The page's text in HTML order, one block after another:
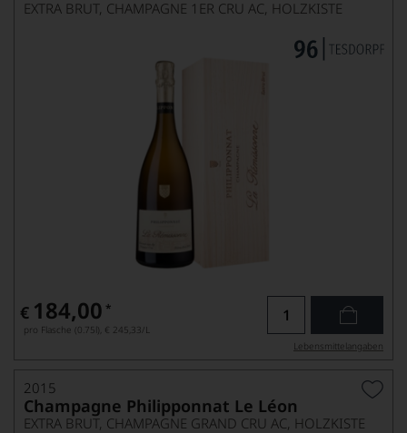
EXTRA BRUT, CHAMPAGNE 1ER CRU AC, HOLZKISTE
€ 184,00 *
pro Flasche (0.75l), € 245,33/L
Lebensmittel­angaben
2015
Champagne Philipponnat Le Léon
EXTRA BRUT, CHAMPAGNE GRAND CRU AC, HOLZKISTE